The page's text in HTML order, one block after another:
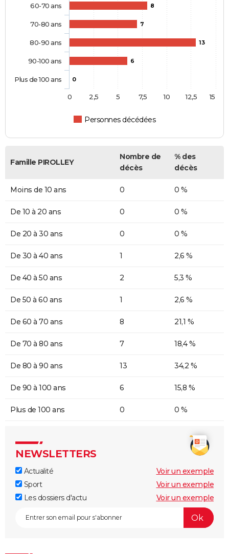
8
7
13
6
0
Personnes décédées
60-70 ans
70-80 ans
80-90 ans
90-100 ans
Plus de 100 ans
0 2,5 5 7,5 10 12,5 15
Famille PIROLLEY
Nombre de
décès
% des
décès
Moins de 10 ans 0 0 %
De 10 à 20 ans 0 0 %
De 20 à 30 ans 0 0 %
De 30 à 40 ans 1 2,6 %
De 40 à 50 ans 2 5,3 %
De 50 à 60 ans 1 2,6 %
De 60 à 70 ans 8 21,1 %
De 70 à 80 ans 7 18,4 %
De 80 à 90 ans 13 34,2 %
De 90 à 100 ans 6 15,8 %
Plus de 100 ans 0 0 %
NEWSLETTERS
Actualité
Voir un exemple
Sport
Voir un exemple
Les dossiers d'actu
Voir un exemple